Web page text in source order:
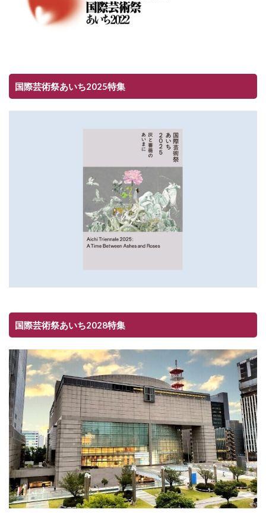
国際芸術祭あいち2025特集
国際芸術祭あいち2028特集